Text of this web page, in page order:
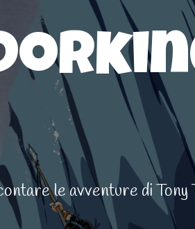
le avventure di Tony